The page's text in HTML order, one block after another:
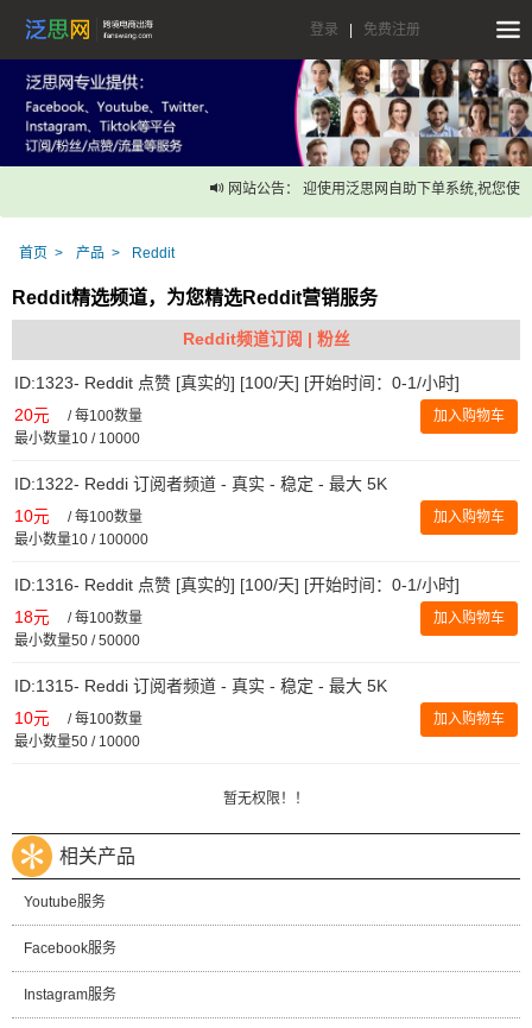
登录 免费注册
网站公告： 迎使用泛思网自助下单系统,祝您使用
首页 产品 Reddit
Reddit精选频道，为您精选Reddit营销服务
Reddit频道订阅 | 粉丝
ID:1323- Reddit 点赞 [真实的] [100/天] [开始时间：0-1/小时]
20元 /每100数量
最小数量10 / 10000
加入购物车
ID:1322- Reddi 订阅者频道 - 真实 - 稳定 - 最大 5K
10元 /每100数量
最小数量10 / 100000
加入购物车
ID:1316- Reddit 点赞 [真实的] [100/天] [开始时间：0-1/小时]
18元 /每100数量
最小数量50 / 50000
加入购物车
ID:1315- Reddi 订阅者频道 - 真实 - 稳定 - 最大 5K
10元 /每100数量
最小数量50 / 10000
加入购物车
暂无权限！！
相关产品
Youtube服务
Facebook服务
Instagram服务